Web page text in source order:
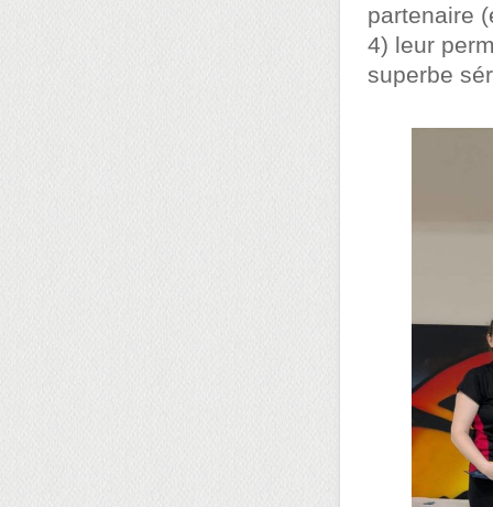
partenaire
4) leur
superbe